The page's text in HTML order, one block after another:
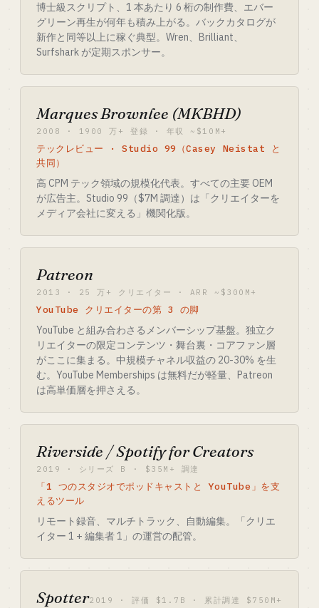
博士級スクリプト、1 本あたり 6 桁の制作費、エバー
グリーン再生が何年も積み上がる。バックカタログが
新作と同等以上に稼ぐ典型。Wren、Brilliant、
Surfshark が定期スポンサー。
Marques Brownlee (MKBHD)
2008 · 1900 万+ 登録 · 年収 ~$10M+
テックレビュー · Studio 99（Casey Neistat と
共同）
高 CPM テック領域の規模化代表。すべての主要 OEM
が広告主。Studio 99（$7M 調達）は「クリエイターを
メディア会社に変える」機関化版。
Patreon
2013 · 25 万+ クリエイター · ARR ~$300M+
YouTube クリエイターの第 3 の脚
YouTube と組み合わさるメンバーシップ基盤。独立ク
リエイターの限定コンテンツ・舞台裏・コアファン層
がここに集まる。中規模チャネル収益の 20-30% を生
む。YouTube Memberships は無料だが軽量、Patreon
は高単価層を押さえる。
Riverside / Spotify for Creators
2019 · シリーズ B · $35M+ 調達
「1 つのスタジオでポッドキャストと YouTube」を支
えるツール
リモート録音、マルチトラック、自動編集。「クリエ
イター 1 + 編集者 1」の運営の配管。
Spotter2019 · 評価 $1.7B · 累計調達 $750M+